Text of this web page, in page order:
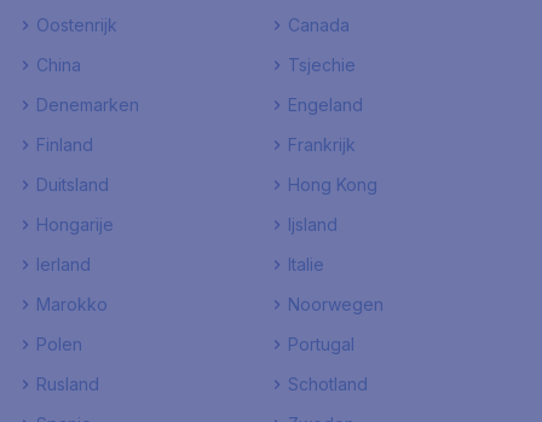
Oostenrijk
Canada
China
Tsjechie
Denemarken
Engeland
Finland
Frankrijk
Duitsland
Hong Kong
Hongarije
Ijsland
Ierland
Italie
Marokko
Noorwegen
Polen
Portugal
Rusland
Schotland